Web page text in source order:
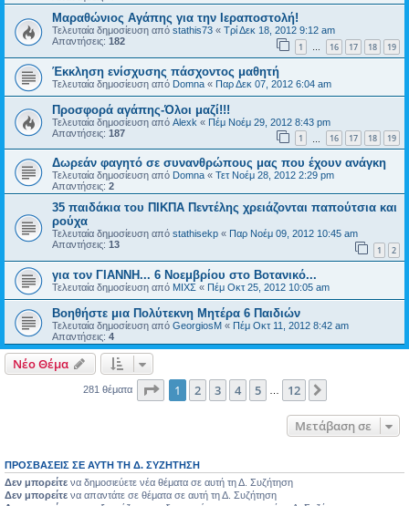
Μαραθώνιος Αγάπης για την Ιεραποστολή!
Τελευταία δημοσίευση από stathis73 « Τρί Δεκ 18, 2012 9:12 am
Απαντήσεις: 182 1 … 16 17 18 19
Έκκληση ενίσχυσης πάσχοντος μαθητή
Τελευταία δημοσίευση από Domna « Παρ Δεκ 07, 2012 6:04 am
Προσφορά αγάπης-Όλοι μαζί!!!
Τελευταία δημοσίευση από Alexk « Πέμ Νοέμ 29, 2012 8:43 pm
Απαντήσεις: 187 1 16 17 18 19
Δωρεάν φαγητό σε συνανθρώπους μας που έχουν ανάγκη
Τελευταία δημοσίευση από Domna « Τετ Νοέμ 28, 2012 2:29 pm
Απαντήσεις: 2
35 παιδάκια του ΠΙΚΠΑ Πεντέλης χρειάζονται παπούτσια και
ρούχα
Τελευταία δημοσίευση από stathisekp « Παρ Νοέμ 09, 2012 10:45 am
Απαντήσεις: 13 1 2
για τον ΓΙΑΝΝΗ... 6 Νοεμβρίου στο Βοτανικό...
Τελευταία δημοσίευση από ΜΙΧΣ « Πέμ Οκτ 25, 2012 10:05 am
Βοηθήστε μια Πολύτεκνη Μητέρα 6 Παιδιών
Τελευταία δημοσίευση από GeorgiosM « Πέμ Οκτ 11, 2012 8:42 am
Απαντήσεις: 4
Νέο Θέμα
281 θέματα Σελίδα από12
1 2 3 4 5 12
Μετάβαση σε
ΠΡΟΣΒΆΣΕΙΣ ΣΕ ΑΥΤΉ ΤΗ Δ. ΣΥΖΉΤΗΣΗ
Δεν μπορείτε να δημοσιεύετε νέα θέματα σε αυτή τη Δ. Συζήτηση
Δεν μπορείτε να απαντάτε σε θέματα σε αυτή τη Δ. Συζήτηση